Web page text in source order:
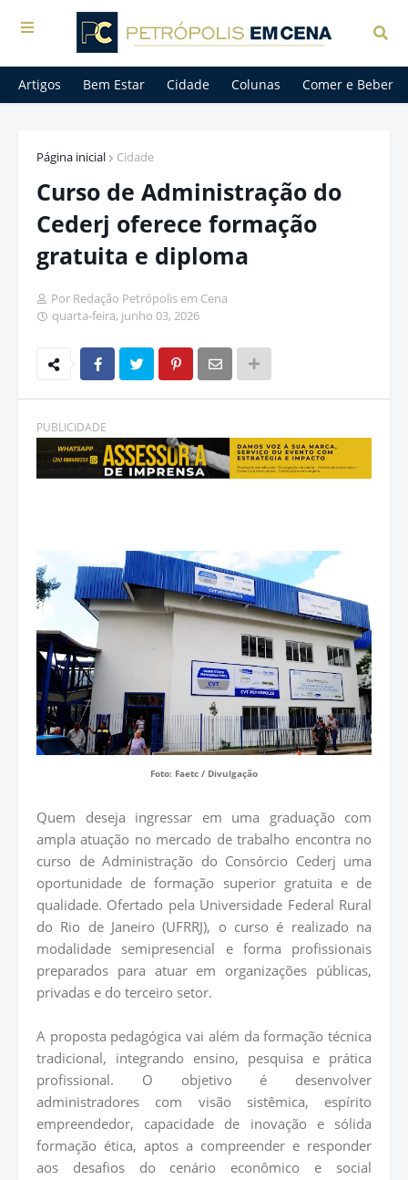
Artigos Bem Estar Cidade Colunas Comer e Beber
Página inicial Cidade
Curso de Administração do
Cederj oferece formação
gratuita e diploma
Por Redação Petrópolis em Cena
quarta-feira, junho 03, 2026
PUBLICIDADE
Foto: Faetc / Divulgação
Quem deseja ingressar em uma graduação com
ampla atuação no mercado de trabalho encontra no
curso de Administração do Consórcio Cederj uma
oportunidade de formação superior gratuita e de
qualidade. Ofertado pela Universidade Federal Rural
do Rio de Janeiro (UFRRJ), o curso é realizado na
modalidade semipresencial e forma profissionais
preparados para atuar em organizações públicas,
privadas e do terceiro setor.
A proposta pedagógica vai além da formação técnica
tradicional, integrando ensino, pesquisa e prática
profissional. O objetivo é desenvolver
administradores com visão sistêmica, espírito
empreendedor, capacidade de inovação e sólida
formação ética, aptos a compreender e responder
aos desafios do cenário econômico e social